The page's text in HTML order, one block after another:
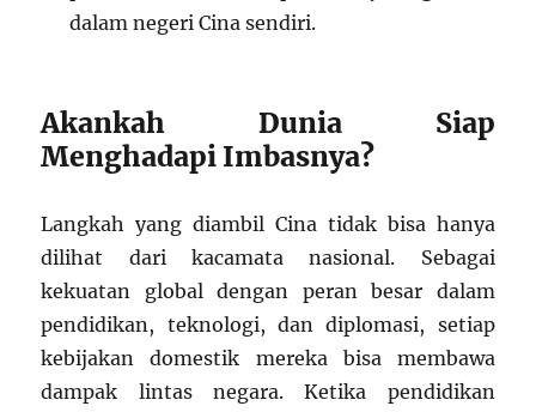
dalam negeri Cina sendiri.
Akankah Dunia Siap
Menghadapi Imbasnya?
Langkah yang diambil Cina tidak bisa hanya
dilihat dari kacamata nasional. Sebagai
kekuatan global dengan peran besar dalam
pendidikan, teknologi, dan diplomasi, setiap
kebijakan domestik mereka bisa membawa
dampak lintas negara. Ketika pendidikan